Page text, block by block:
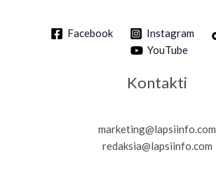
Facebook Instagram
YouTube
Kontakti
marketing@lapsiinfo.com
redaksia@lapsiinfo.com